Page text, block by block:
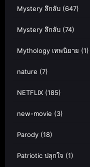
Mystery ลึกลับ (647)
Mystery ลึกลับ (74)
Mythology เทพนิยาย (1)
nature (7)
NETFLIX (185)
new-movie (3)
Parody (18)
Patriotic ปลุกใจ (1)